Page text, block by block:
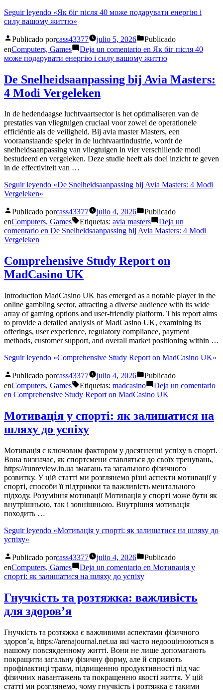
Seguir leyendo «Як біг після 40 може подарувати енергію і
силу вашому життю»
Publicado porcass43377 julio 5, 2026
Publicado
enComputers, Games Deja un comentario en Як біг після 40
може подарувати енергію і силу вашому життю
De Snelheidsaanpassing bij Avia Masters:
4 Modi Vergeleken
In de hedendaagse luchtvaartsector is het optimaliseren van de
prestaties van vliegtuigen cruciaal voor zowel de operationele
efficiëntie als de veiligheid. Bij avia master Masters, een
vooraanstaande speler in de luchtvaartindustrie, wordt de
snelheidsaanpassing van vliegtuigen in vier verschillende modi
bestudeerd en vergeleken. Deze studie heeft als doel inzicht te geven
in de effectiviteit van …
Seguir leyendo «De Snelheidsaanpassing bij Avia Masters: 4 Modi
Vergeleken»
Publicado porcass43377 julio 4, 2026
Publicado
enComputers, Games Etiquetas: avia masters
Deja un
comentario en De Snelheidsaanpassing bij Avia Masters: 4 Modi
Vergeleken
Comprehensive Study Report on
MadCasino UK
Introduction MadCasino UK has emerged as a notable player in the
online gambling sector, attracting a diverse audience with its wide
array of gaming options and user-friendly platform. This report aims
to provide a detailed analysis of MadCasino UK, examining its
offerings, user experience, regulatory compliance, payment
methods, customer support, and overall market positioning within …
Seguir leyendo «Comprehensive Study Report on MadCasino UK»
Publicado porcass43377 julio 4, 2026
Publicado
enComputers, Games Etiquetas: madcasino
Deja un comentario
en Comprehensive Study Report on MadCasino UK
Мотивація у спорті: як залишатися на
шляху до успіху
Мотивація є ключовим фактором у досягненні успіху в спорті.
Вона визначає, як спортсмени ставляться до своїх тренувань,
https://runreview.in.ua змагань та загального фізичного
розвитку. У цій статті ми розглянемо різні аспекти мотивації у
спорті, способи її підтримки та важливість ментального
підходу. Розуміння мотивації Мотивація у спорті може бути як
внутрішньою, так і зовнішньою. Внутрішня мотивація
походить …
Seguir leyendo «Мотивація у спорті: як залишатися на шляху до
успіху»
Publicado porcass43377 julio 4, 2026
Publicado
enComputers, Games Deja un comentario en Мотивація у
спорті: як залишатися на шляху до успіху
Гнучкість та розтяжка: важливість
для здоров’я
Гнучкість та розтяжка є важливими аспектами фізичного
здоров’я, https://arenajournal.net.ua які часто недооцінюються в
нашому повсякденному житті. Вони не лише допомагають
покращити загальну фізичну форму, але й сприяють
профілактиці травм, підвищенню продуктивності під час
фізичних навантажень та покращенню якості життя. У цій
статті ми розглянемо, чому гнучкість і розтяжка є такими